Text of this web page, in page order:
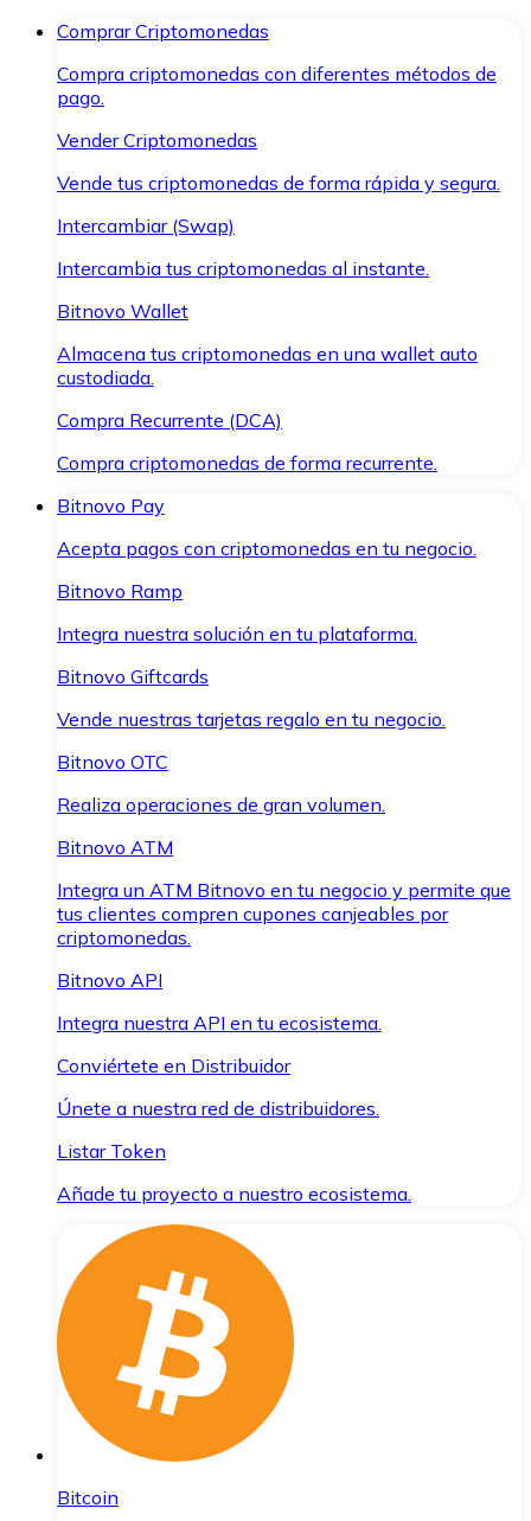
Comprar Criptomonedas
Compra criptomonedas con diferentes métodos de
pago.
Vender Criptomonedas
Vende tus criptomonedas de forma rápida y segura.
Intercambiar (Swap)
Intercambia tus criptomonedas al instante.
Bitnovo Wallet
Almacena tus criptomonedas en una wallet auto
custodiada.
Compra Recurrente (DCA)
Compra criptomonedas de forma recurrente.
Bitnovo Pay
Acepta pagos con criptomonedas en tu negocio.
Bitnovo Ramp
Integra nuestra solución en tu plataforma.
Bitnovo Giftcards
Vende nuestras tarjetas regalo en tu negocio.
Bitnovo OTC
Realiza operaciones de gran volumen.
Bitnovo ATM
Integra un ATM Bitnovo en tu negocio y permite que
tus clientes compren cupones canjeables por
criptomonedas.
Bitnovo API
Integra nuestra API en tu ecosistema.
Conviértete en Distribuidor
Únete a nuestra red de distribuidores.
Listar Token
Añade tu proyecto a nuestro ecosistema.
Bitcoin